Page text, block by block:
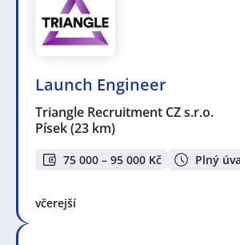
Launch Engineer
Triangle Recruitment CZ s.r.o.
Písek(23 km)
75 000 – 95 000 Kč Plný
včerejší